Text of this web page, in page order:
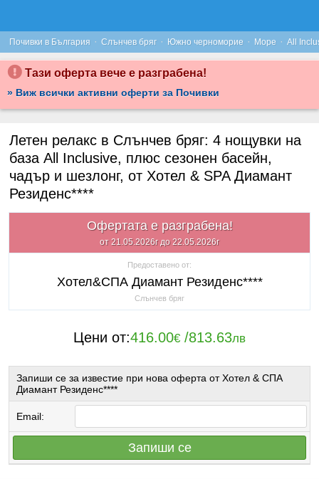
Почивки в България · Слънчев бряг · Южно черноморие · Море · All
Тази оферта вече е разграбена!
» Виж всички активни оферти за Почивки
Летен релакс в Слънчев бряг: 4 нощувки на
база All Inclusive, плюс сезонен басейн,
чадър и шезлонг, от Хотел & SPA Диамант
Резиденс****
Офертата е разграбена!
от 21.05.2026г до 22.05.2026г
Предоставено от:
Хотел&СПА Диамант Резиденс****
Слънчев бряг
Цени от:416.00€ /813.63лв
Запиши се за известие при нова оферта от Хотел & СПА
Диамант Резиденс****
Email:
Запиши се